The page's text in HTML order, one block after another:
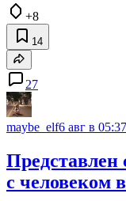
+8
14
27
maybe_elf6 авг в 05:37
Представлен
с человеком